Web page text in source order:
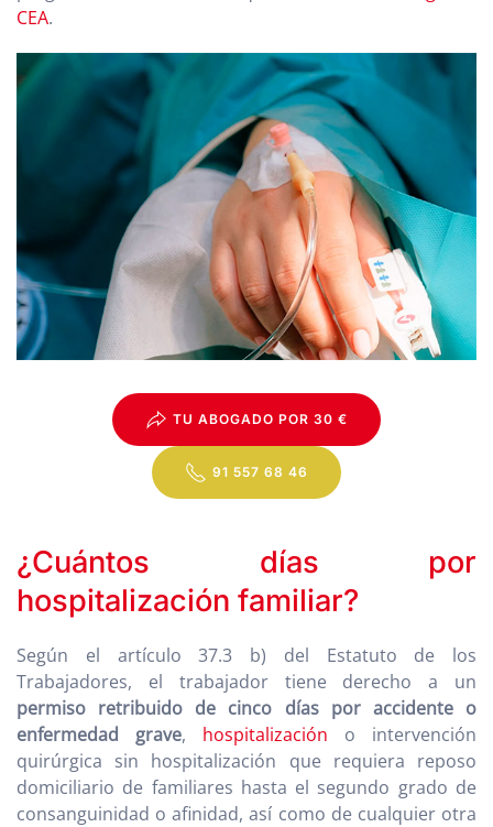
CEA.
TU ABOGADO POR 30 €
91 557 68 46
¿Cuántos días por
hospitalización familiar?
Según el artículo 37.3 b) del Estatuto de los
Trabajadores, el trabajador tiene derecho a un
permiso retribuido de cinco días por accidente o
enfermedad grave, hospitalización o intervención
quirúrgica sin hospitalización que requiera reposo
domiciliario de familiares hasta el segundo grado de
consanguinidad o afinidad, así como de cualquier otra